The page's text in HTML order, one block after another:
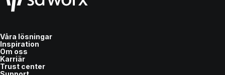
Våra lösningar
Inspiration
Om oss
Karriär
Trust center